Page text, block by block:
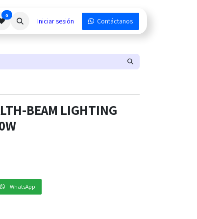
0
Iniciar sesión Contáctanos
BEAM LIGHTING
WhatsApp